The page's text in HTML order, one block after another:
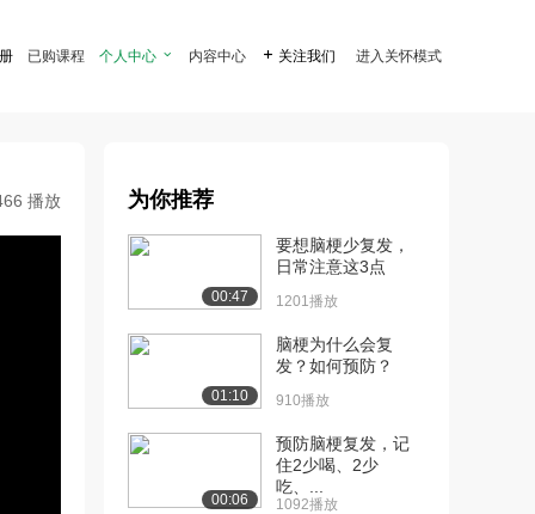
已购课程 个人中心  内容中心  关注我们 进入关怀模式
播放 为你推荐
00:47
要想脑梗少复发，
日常注意这3点
1201播放
01:10
脑梗为什么会复
发？如何预防？
910播放
00:06
预防脑梗复发，记
住2少喝、2少
吃、...
1092播放